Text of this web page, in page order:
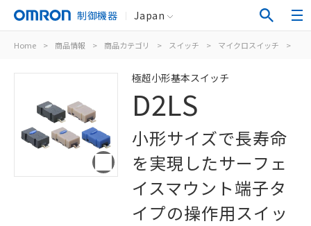
制御機器 Japan
Home > 商品情報 > 商品カテゴリ > スイッチ > マイクロスイッチ >
極超小形基本スイッチ
D2LS
小形サイズで長寿命
を実現したサーフェ
イスマウント端子タ
イプの操作用スイッ